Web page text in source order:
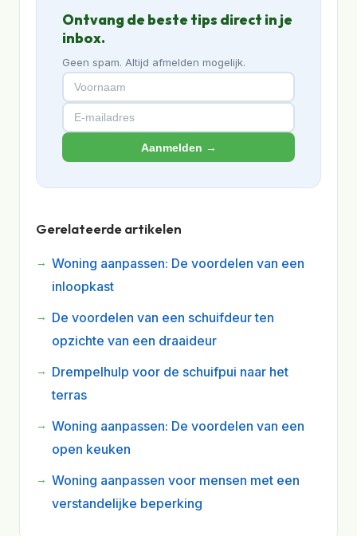
Ontvang de beste tips direct in je
inbox.
Geen spam. Altijd afmelden mogelijk.
Aanmelden →
Gerelateerde artikelen
Woning aanpassen: De voordelen van een
inloopkast
De voordelen van een schuifdeur ten
opzichte van een draaideur
Drempelhulp voor de schuifpui naar het
terras
Woning aanpassen: De voordelen van een
open keuken
Woning aanpassen voor mensen met een
verstandelijke beperking